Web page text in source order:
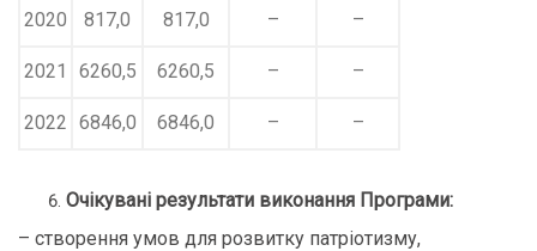
2020 817,0 817,0 – –
2021 6260,5 6260,5 – –
2022 6846,0 6846,0 – –
Очікувані результати виконання Програми:
– створення умов для розвитку патріотизму,